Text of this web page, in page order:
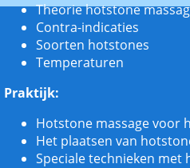
Theorie hotstone
Contra-indicaties
Soorten hotstones
Temperaturen
Praktijk:
Hotstone massage voor
Het plaatsen van
Speciale technieken met